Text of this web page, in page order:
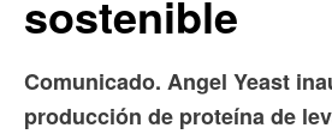
sostenible
Comunicado. Angel Yeast
producción de proteína de